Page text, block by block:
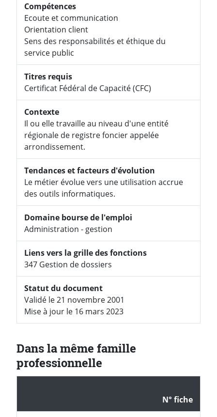
Compétences
Ecoute et communication
Orientation client
Sens des responsabilités et éthique du
service public
Titres requis
Certificat Fédéral de Capacité (CFC)
Contexte
Il ou elle travaille au niveau d'une entité
régionale de registre foncier appelée
arrondissement.
Tendances et facteurs d'évolution
Le métier évolue vers une utilisation accrue
des outils informatiques.
Domaine bourse de l'emploi
Administration - gestion
Liens vers la grille des fonctions
347 Gestion de dossiers
Statut du document
Validé le 21 novembre 2001
Mise à jour le 16 mars 2023
Dans la même famille
professionnelle
N° fiche